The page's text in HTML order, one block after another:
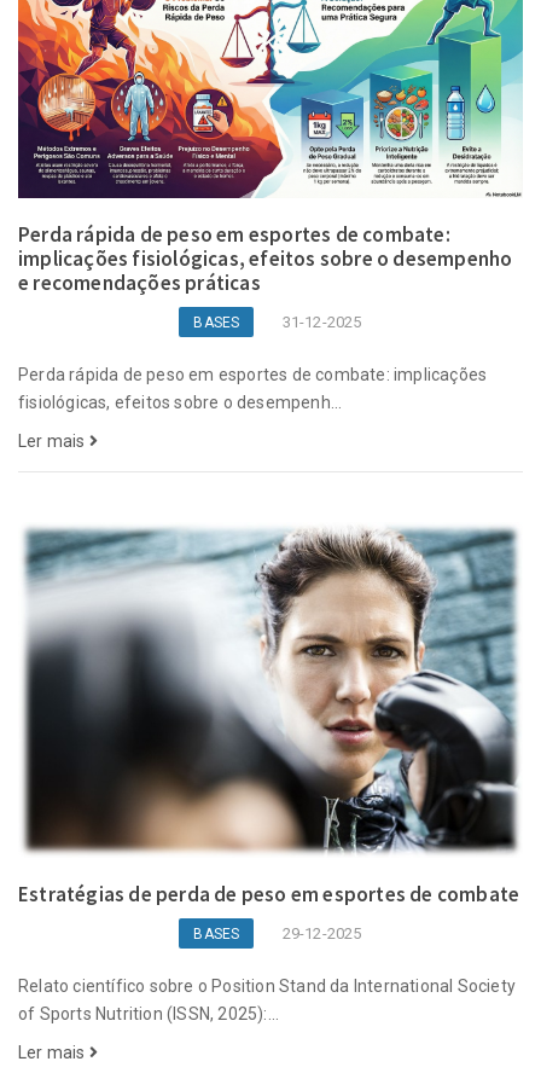
Perda rápida de peso em esportes de combate:
implicações fisiológicas, efeitos sobre o desempenho
e recomendações práticas
BASES 31-12-2025
Perda rápida de peso em esportes de combate: implicações
fisiológicas, efeitos sobre o desempenh...
Ler mais
Estratégias de perda de peso em esportes de combate
BASES 29-12-2025
Relato científico sobre o Position Stand da International Society
of Sports Nutrition (ISSN, 2025):...
Ler mais